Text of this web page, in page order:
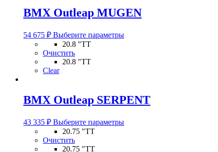
BMX Outleap MUGEN
54 675 ₽ Выберите параметрыЭтот
выбрать
на
товара.
20.8 "TT
Очистить
20.8 "TT
Clear
BMX Outleap SERPENT
43 335 ₽ Выберите параметрыЭтот
20.75 "TT
Очистить
20.75 "TT